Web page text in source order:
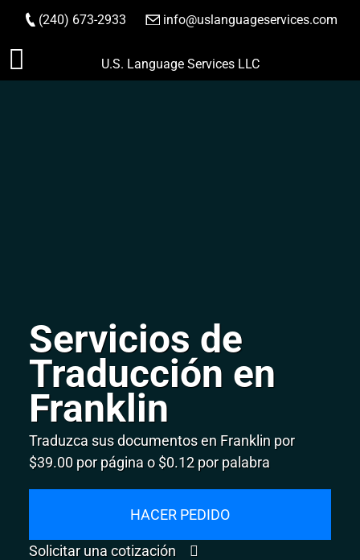
Saltar
(240) 673-2933 info@uslanguageservices.com
HACER PEDIDO
U.S. Language Services LLC
Servicios de
Traducción en
Franklin
Traduzca sus documentos en Franklin por
$39.00 por página o $0.12 por palabra
HACER PEDIDO
Solicitar una cotización